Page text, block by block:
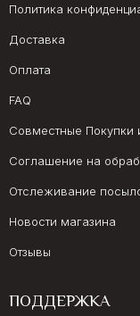
Политика
Доставка
Оплата
FAQ
Совместные Покупки
Соглашение на
Отслеживание
Новости магазина
Отзывы
ПОДДЕРЖКА